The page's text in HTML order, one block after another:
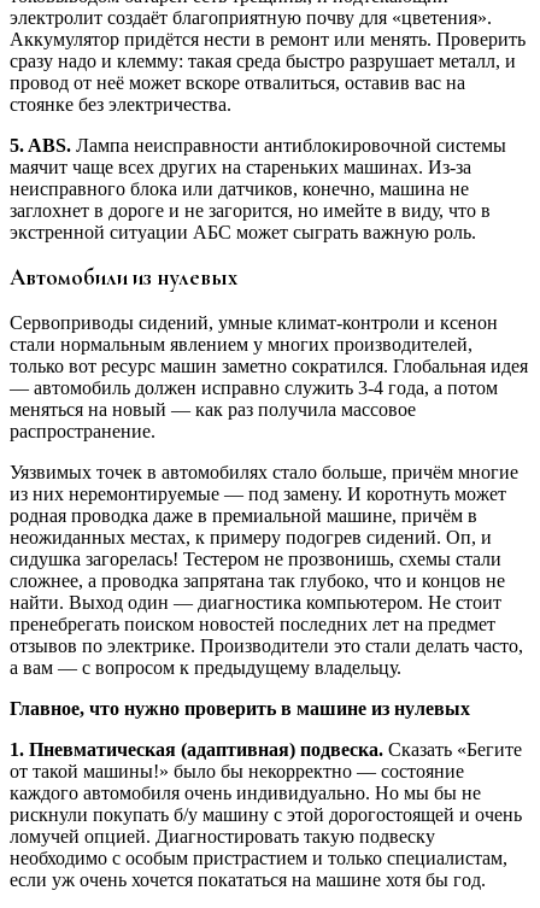
электролит создаёт благоприятную почву для «цветения».
Аккумулятор придётся нести в ремонт или менять. Проверить
сразу надо и клемму: такая среда быстро разрушает металл, и
провод от неё может вскоре отвалиться, оставив вас на
стоянке без электричества.
5. ABS. Лампа неисправности антиблокировочной системы
маячит чаще всех других на стареньких машинах. Из-за
неисправного блока или датчиков, конечно, машина не
заглохнет в дороге и не загорится, но имейте в виду, что в
экстренной ситуации АБС может сыграть важную роль.
Автомобили из нулевых
Сервоприводы сидений, умные климат-контроли и ксенон
стали нормальным явлением у многих производителей,
только вот ресурс машин заметно сократился. Глобальная идея
— автомобиль должен исправно служить 3-4 года, а потом
меняться на новый — как раз получила массовое
распространение.
Уязвимых точек в автомобилях стало больше, причём многие
из них неремонтируемые — под замену. И коротнуть может
родная проводка даже в премиальной машине, причём в
неожиданных местах, к примеру подогрев сидений. Оп, и
сидушка загорелась! Тестером не прозвонишь, схемы стали
сложнее, а проводка запрятана так глубоко, что и концов не
найти. Выход один — диагностика компьютером. Не стоит
пренебрегать поиском новостей последних лет на предмет
отзывов по электрике. Производители это стали делать часто,
а вам — с вопросом к предыдущему владельцу.
Главное, что нужно проверить в машине из нулевых
1. Пневматическая (адаптивная) подвеска. Сказать «Бегите
от такой машины!» было бы некорректно — состояние
каждого автомобиля очень индивидуально. Но мы бы не
рискнули покупать б/у машину с этой дорогостоящей и очень
ломучей опцией. Диагностировать такую подвеску
необходимо с особым пристрастием и только специалистам,
если уж очень хочется покататься на машине хотя бы год.